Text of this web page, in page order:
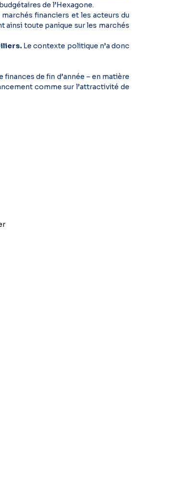
de l’Hexagone.
financiers et les acteurs du
ainsi toute panique sur les marchés
Le contexte politique n’a donc
finances de fin d’année – en matière
comme sur l’attractivité de